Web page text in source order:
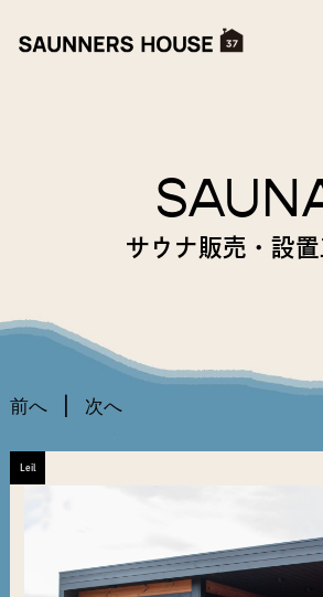
サウナ販売・設
前へ 次へ
Leil